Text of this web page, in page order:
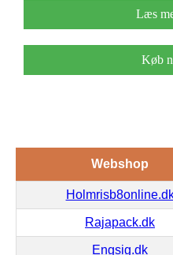
Læs
Køb
Webshop
Rajapack.dk
Engsig.dk